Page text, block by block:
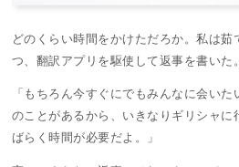
どのくらい時間をかけただろか。私は
つ、翻訳アプリを駆使して返事を書いた。
「もちろん今すぐにでもみんなに会い
のことがあるから、いきなりギリシャに
ばらく時間が必要だよ。」